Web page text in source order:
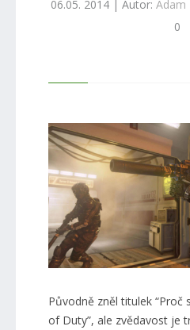
06.05. 2014 | Autor: Adam
0
Původně zněl titulek “Proč
of Duty”, ale zvědavost je